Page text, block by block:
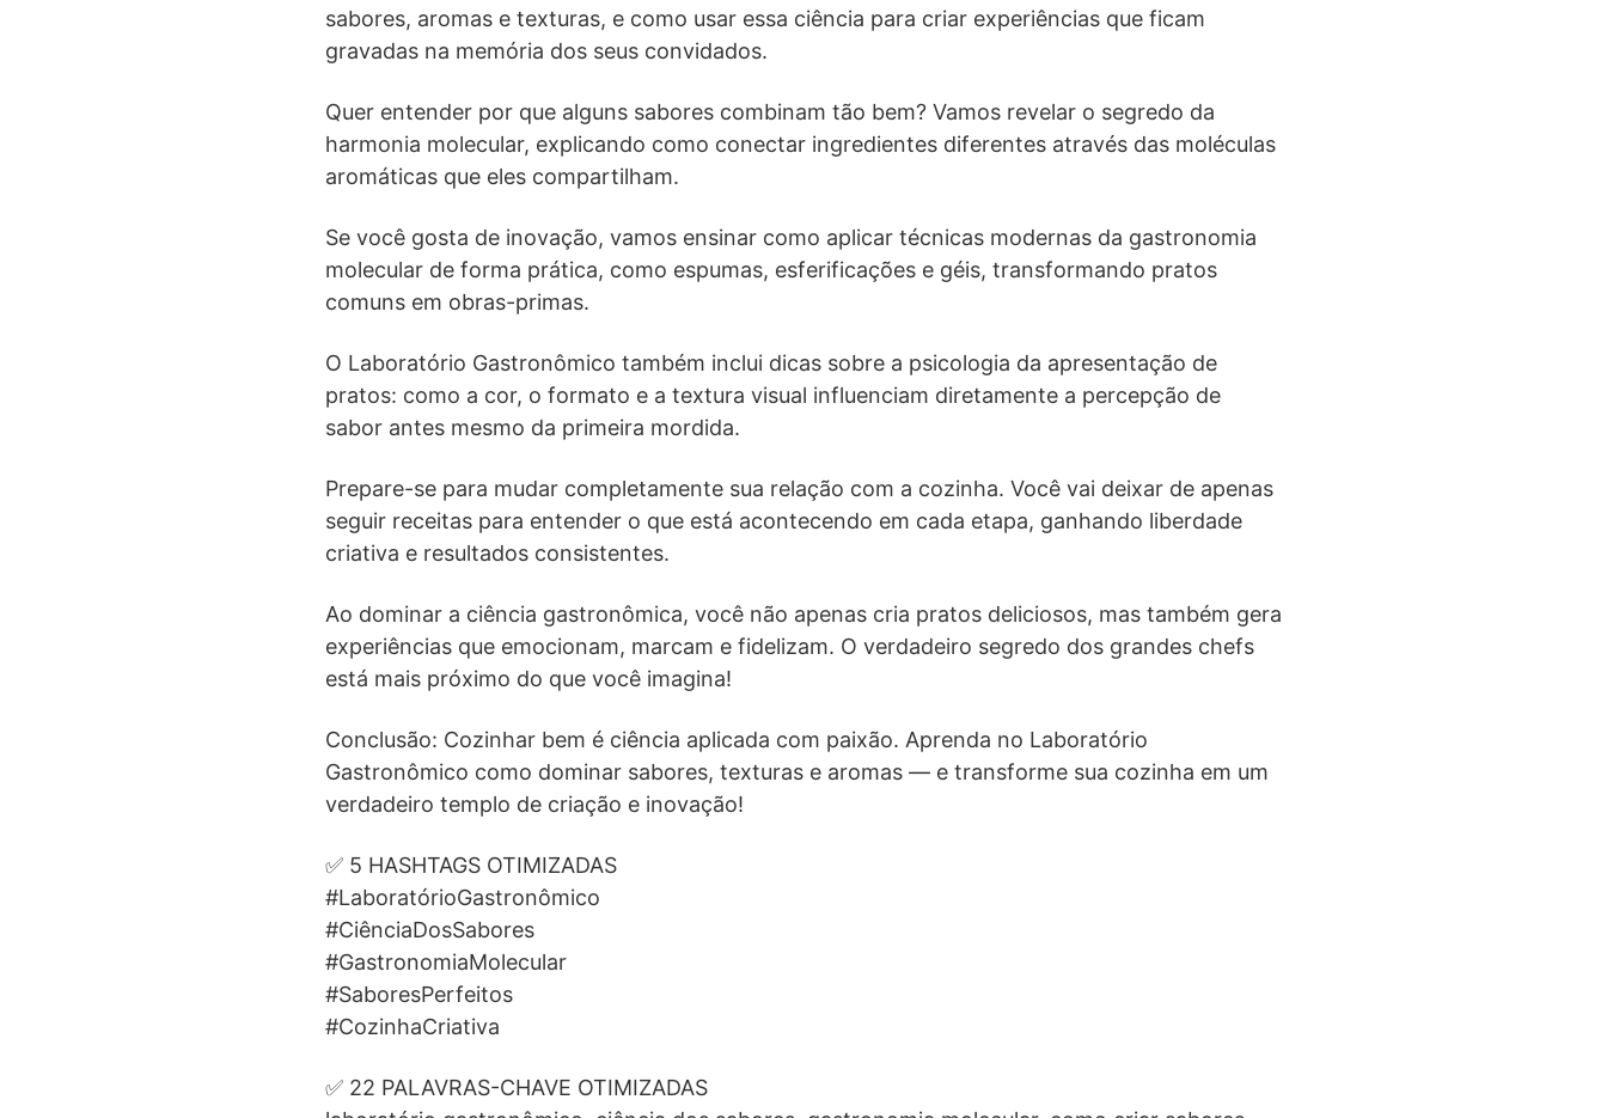
sabores, aromas e texturas, e como usar essa ciência para criar experiências que ficam
gravadas na memória dos seus convidados.
Quer entender por que alguns sabores combinam tão bem? Vamos revelar o segredo da
harmonia molecular, explicando como conectar ingredientes diferentes através das moléculas
aromáticas que eles compartilham.
Se você gosta de inovação, vamos ensinar como aplicar técnicas modernas da gastronomia
molecular de forma prática, como espumas, esferificações e géis, transformando pratos
comuns em obras-primas.
O Laboratório Gastronômico também inclui dicas sobre a psicologia da apresentação de
pratos: como a cor, o formato e a textura visual influenciam diretamente a percepção de
sabor antes mesmo da primeira mordida.
Prepare-se para mudar completamente sua relação com a cozinha. Você vai deixar de apenas
seguir receitas para entender o que está acontecendo em cada etapa, ganhando liberdade
criativa e resultados consistentes.
Ao dominar a ciência gastronômica, você não apenas cria pratos deliciosos, mas também gera
experiências que emocionam, marcam e fidelizam. O verdadeiro segredo dos grandes chefs
está mais próximo do que você imagina!
Conclusão: Cozinhar bem é ciência aplicada com paixão. Aprenda no Laboratório
Gastronômico como dominar sabores, texturas e aromas — e transforme sua cozinha em um
verdadeiro templo de criação e inovação!
✅ 5 HASHTAGS OTIMIZADAS
#LaboratórioGastronômico
#CiênciaDosSabores
#GastronomiaMolecular
#SaboresPerfeitos
#CozinhaCriativa
✅ 22 PALAVRAS-CHAVE OTIMIZADAS